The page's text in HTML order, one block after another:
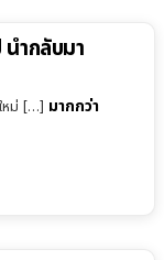
ำกลับมา
หม่ […] มากกว่า